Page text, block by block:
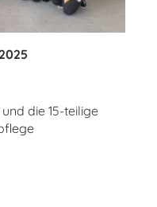
die 15-teilige